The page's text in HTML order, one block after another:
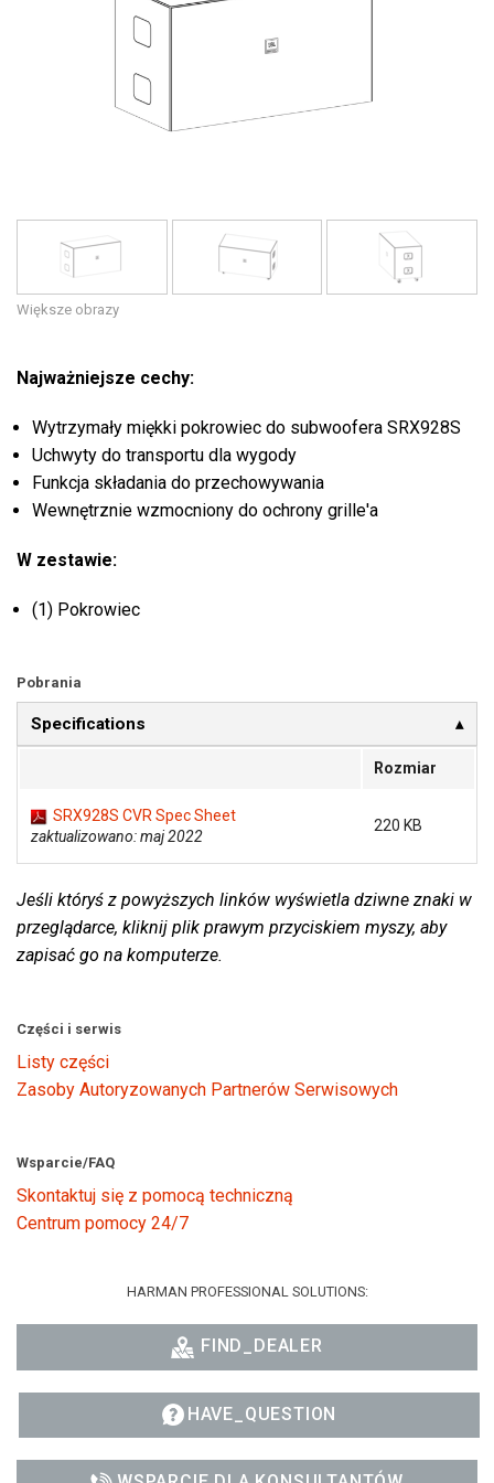
Większe obrazy
Najważniejsze cechy:
Wytrzymały miękki pokrowiec do subwoofera SRX928S
Uchwyty do transportu dla wygody
Funkcja składania do przechowywania
Wewnętrznie wzmocniony do ochrony grille'a
W zestawie:
(1) Pokrowiec
Pobrania
Specifications
Rozmiar
SRX928S CVR Spec Sheet
zaktualizowano: maj 2022
220 KB
Jeśli któryś z powyższych linków wyświetla dziwne znaki w
przeglądarce, kliknij plik prawym przyciskiem myszy, aby
zapisać go na komputerze.
Części i serwis
Listy części
Zasoby Autoryzowanych Partnerów Serwisowych
Wsparcie/FAQ
Skontaktuj się z pomocą techniczną
Centrum pomocy 24/7
HARMAN PROFESSIONAL SOLUTIONS:
FIND_DEALER
HAVE_QUESTION